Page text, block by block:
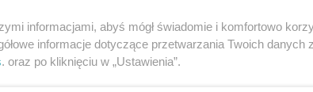
informacjami, abyś mógł świadomie i komfortowo
informacje dotyczące przetwarzania Twoich danych
. oraz po kliknięciu w „Ustawienia”.